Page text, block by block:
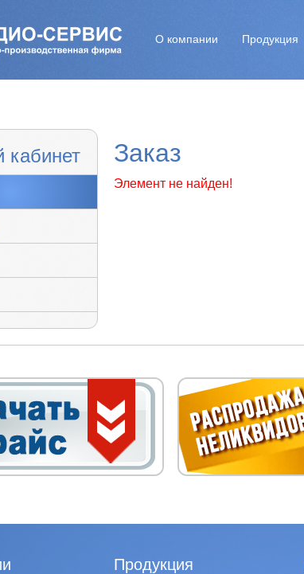
О компании Продукция
кабинет Заказ
Элемент не найден!
Продукция